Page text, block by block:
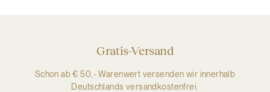
Gratis-Versand
Schon ab € 50,- Warenwert versenden wir innerhalb
Deutschlands versandkostenfrei.